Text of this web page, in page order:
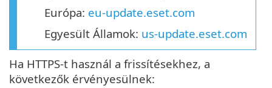
Európa: eu-update.eset.com
Egyesült Államok: us-update.eset.com
Ha HTTPS-t használ a frissítésekhez, a
következők érvényesülnek: